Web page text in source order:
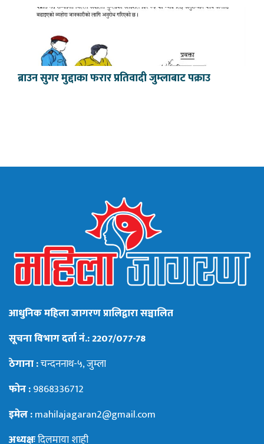
ब्राउन सुगर मुद्दाका फरार प्रतिवादी जुम्लाबाट पक्राउ
आधुनिक महिला जागरण प्रालिद्वारा सञ्चालित
सूचना विभाग दर्ता नं.: 2207/077-78
ठेगाना :चन्दननाथ-५, जुम्ला
फोन :9868336712
इमेल :mahilajagaran2@gmail.com
अध्यक्षःदिलमाया शाही